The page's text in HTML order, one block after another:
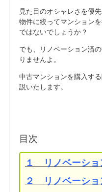
見た目のオシャレさを優
物件に絞ってマンション
ではないでしょうか？
でも、リノベーション済
りませんよ。
中古マンションを購入す
説いたします。
目次
１ リノベーショ
２ リノベーショ